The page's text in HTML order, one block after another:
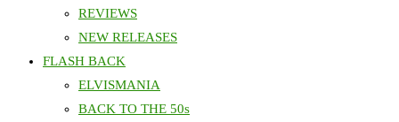
REVIEWS
NEW RELEASES
FLASH BACK
ELVISMANIA
BACK TO THE 50s